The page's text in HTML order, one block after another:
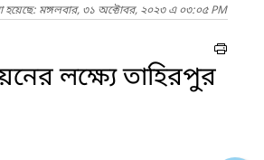
হয়েছে: মঙ্গলবার, ৩১ অক্টোবর, ২০২৩ এ ০৩:০৫ PM
লক্ষ্যে তাহিরপুর